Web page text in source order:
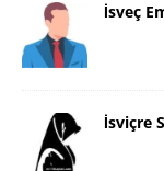
İsveç
İsviçre